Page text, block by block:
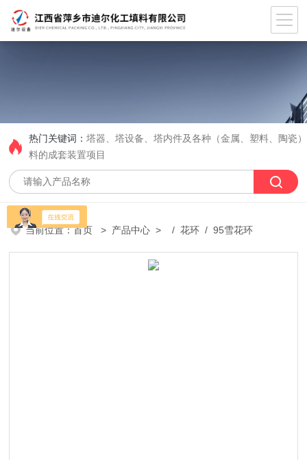
热门关键词：塔器、塔设备、塔内件及各种（金属、塑料、陶瓷
料的成套装置项目
当前位置：首页 > 产品中心 > /花环 / 95雪花环